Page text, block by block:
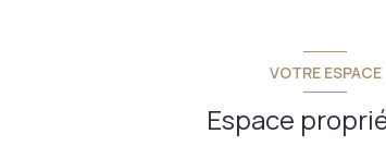
VOTRE ESPACE
Espace